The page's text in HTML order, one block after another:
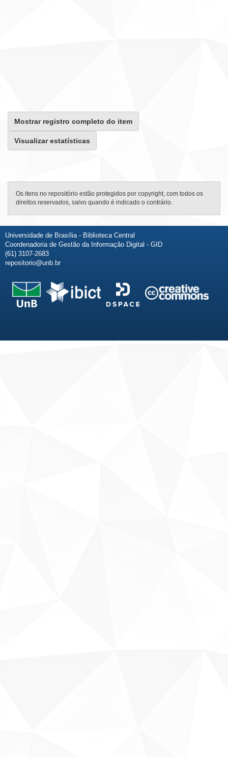
Mostrar registro completo do item
Visualizar estatísticas
Os itens no repositório estão protegidos por copyright, com todos os
direitos reservados, salvo quando é indicado o contrário.
Universidade de Brasília - Biblioteca Central
Coordenadoria de Gestão da Informação Digital - GID
(61) 3107-2683
repositorio@unb.br